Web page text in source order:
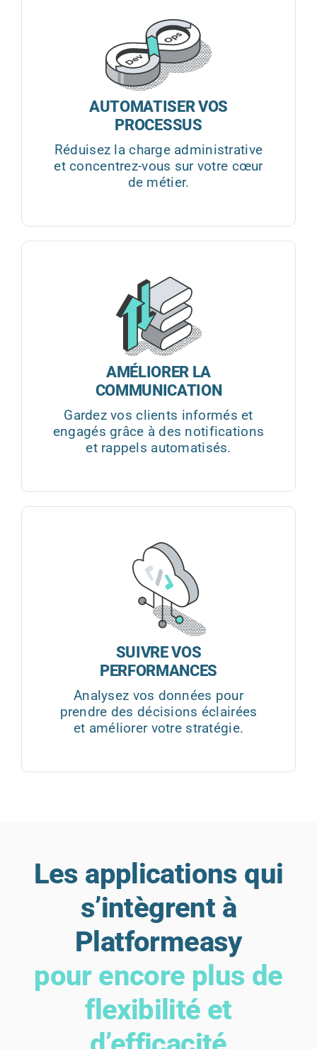
AUTOMATISER VOS
PROCESSUS
Réduisez la charge administrative
et concentrez-vous sur votre cœur
de métier.
AMÉLIORER LA
COMMUNICATION
Gardez vos clients informés et
engagés grâce à des notifications
et rappels automatisés.
SUIVRE VOS
PERFORMANCES
Analysez vos données pour
prendre des décisions éclairées
et améliorer votre stratégie.
Les applications qui
s’intègrent à
Platformeasy
pour encore plus de
flexibilité et